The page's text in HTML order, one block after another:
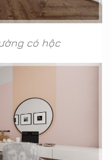
có hộc